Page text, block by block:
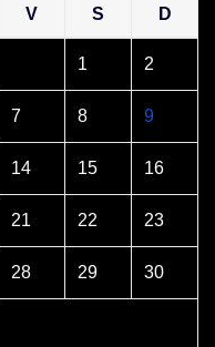
V S D
1 2
7 8 9
14 15 16
21 22 23
28 29 30